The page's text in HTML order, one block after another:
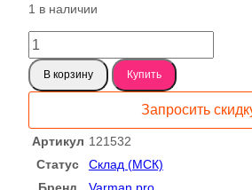
составляла
8360 ₽.
1 в наличии
Количество
товара
Вишня-
черешня
121532
В корзину Купить
Запросить
Артикул 121532
Статус
Склад (МСК)